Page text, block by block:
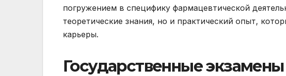
погружением в специфику фармацевтической
теоретические знания, но и практический опыт,
карьеры.
Государственные